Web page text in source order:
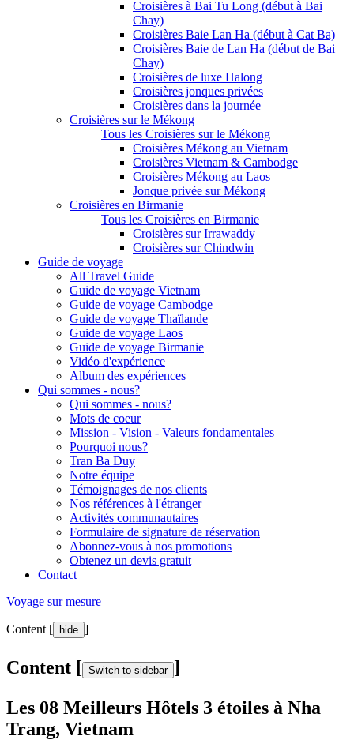
Croisières à Bai Tu Long (début à Bai
Chay)
Croisières Baie Lan Ha (début à Cat Ba)
Croisières Baie de Lan Ha (début de Bai
Chay)
Croisières de luxe Halong
Croisières jonques privées
Croisières dans la journée
Croisières sur le Mékong
Tous les Croisières sur le Mékong
Croisières Mékong au Vietnam
Croisières Vietnam & Cambodge
Croisières Mékong au Laos
Jonque privée sur Mékong
Croisières en Birmanie
Tous les Croisières en Birmanie
Croisières sur Irrawaddy
Croisières sur Chindwin
Guide de voyage
All Travel Guide
Guide de voyage Vietnam
Guide de voyage Cambodge
Guide de voyage Thaïlande
Guide de voyage Laos
Guide de voyage Birmanie
Vidéo d'expérience
Album des expériences
Qui sommes - nous?
Qui sommes - nous?
Mots de coeur
Mission - Vision - Valeurs fondamentales
Pourquoi nous?
Tran Ba Duy
Notre équipe
Témoignages de nos clients
Nos références à l'étranger
Activités communautaires
Formulaire de signature de réservation
Abonnez-vous à nos promotions
Obtenez un devis gratuit
Contact
Voyage sur mesure
Content [ hide ]
Content [ Switch to sidebar ]
Les 08 Meilleurs Hôtels 3 étoiles à Nha
Trang, Vietnam